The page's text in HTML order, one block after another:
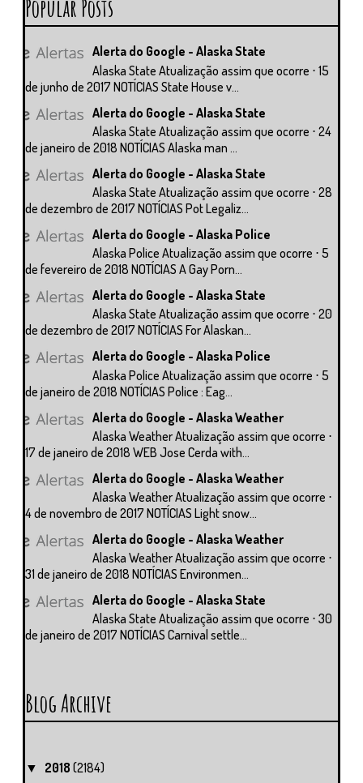
Popular Posts
Alerta do Google - Alaska State
Alaska State Atualização assim que ocorre ⋅ 15
de junho de 2017 NOTÍCIAS State House v...
Alerta do Google - Alaska State
Alaska State Atualização assim que ocorre ⋅ 24
de janeiro de 2018 NOTÍCIAS Alaska man ...
Alerta do Google - Alaska State
Alaska State Atualização assim que ocorre ⋅ 28
de dezembro de 2017 NOTÍCIAS Pot Legaliz...
Alerta do Google - Alaska Police
Alaska Police Atualização assim que ocorre ⋅ 5
de fevereiro de 2018 NOTÍCIAS A Gay Porn...
Alerta do Google - Alaska State
Alaska State Atualização assim que ocorre ⋅ 20
de dezembro de 2017 NOTÍCIAS For Alaskan...
Alerta do Google - Alaska Police
Alaska Police Atualização assim que ocorre ⋅ 5
de janeiro de 2018 NOTÍCIAS Police : Eag...
Alerta do Google - Alaska Weather
Alaska Weather Atualização assim que ocorre ⋅
17 de janeiro de 2018 WEB Jose Cerda with...
Alerta do Google - Alaska Weather
Alaska Weather Atualização assim que ocorre ⋅
4 de novembro de 2017 NOTÍCIAS Light snow...
Alerta do Google - Alaska Weather
Alaska Weather Atualização assim que ocorre ⋅
31 de janeiro de 2018 NOTÍCIAS Environmen...
Alerta do Google - Alaska State
Alaska State Atualização assim que ocorre ⋅ 30
de janeiro de 2017 NOTÍCIAS Carnival settle...
Blog Archive
▼ 2018 (2184)